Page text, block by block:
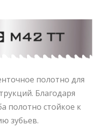
полотно для
Благодаря
полотно стойкое к
зубьев.